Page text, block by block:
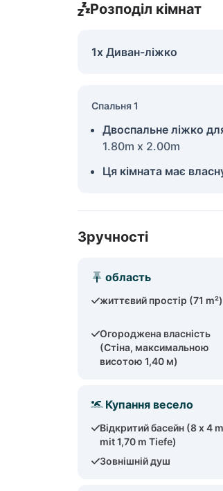
Розподіл кімнат
1x Диван-ліжко
Спальня 1
Двоспальне ліжко
1.80m x 2.00m
Ця кімната має
Зручності
область
життєвий простір (71 m²)
Огороджена власність
(Стіна, максимальною
висотою 1,40 м)
Купання весело
Відкритий басейн (8 x 4
mit 1,70 m Tiefe)
Зовнішній душ